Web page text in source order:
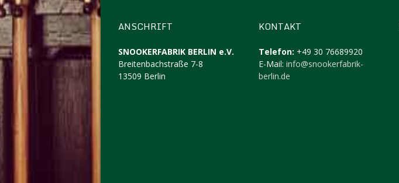
ANSCHRIFT
SNOOKERFABRIK BERLIN e.V.
Breitenbachstraße 7-8
13509 Berlin
KONTAKT
Telefon: +49 30 76689920
E-Mail: info@snookerfabrik-
berlin.de